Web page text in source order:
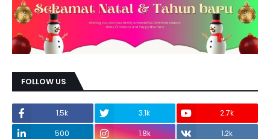
FOLLOW US
1.5k 3.1k
2.7k
500
1.8k 1.2k